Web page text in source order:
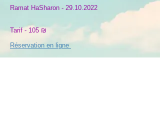
Ramat HaSharon - 29.10.2022
Tarif - 105 ₪
Réservation en ligne